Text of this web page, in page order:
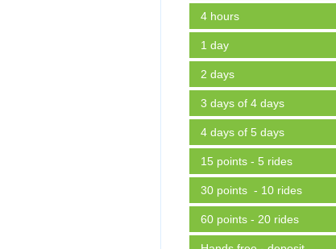
4 hours
1 day
2 days
3 days of 4 days
4 days of 5 days
15 points - 5 rides
30 points - 10 rides
60 points - 20 rides